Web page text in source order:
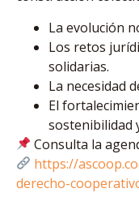
La evolución
Los retos
solidarias.
La necesidad
El
sostenibilidad
Consulta la
https://
derecho-